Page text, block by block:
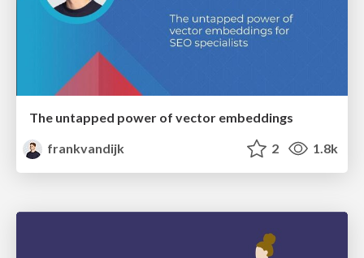
The untapped power of vector embeddings
frankvandijk
2 1.8k